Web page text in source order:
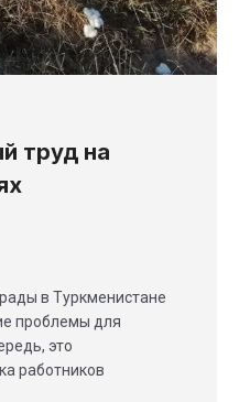
труд на
в Туркменистане
проблемы для
это
работников